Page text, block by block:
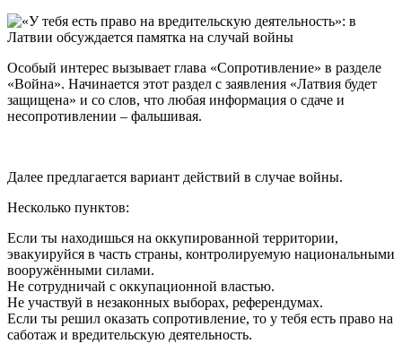
Особый интерес вызывает глава «Сопротивление» в разделе
«Война». Начинается этот раздел с заявления «Латвия будет
защищена» и со слов, что любая информация о сдаче и
несопротивлении – фальшивая.
Далее предлагается вариант действий в случае войны.
Несколько пунктов:
Если ты находишься на оккупированной территории,
эвакуируйся в часть страны, контролируемую национальными
вооружёнными силами.
Не сотрудничай с оккупационной властью.
Не участвуй в незаконных выборах, референдумах.
Если ты решил оказать сопротивление, то у тебя есть право на
саботаж и вредительскую деятельность.